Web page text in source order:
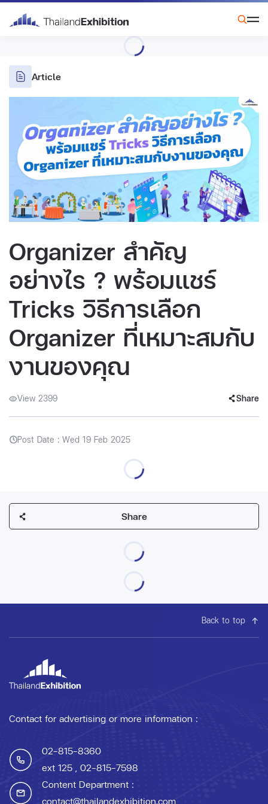
Article
Organizer สำคัญ
อย่างไร ? พร้อมแชร์
Tricks วิธีการเลือก
Organizer ที่เหมาะสมกับ
งานของคุณ
View 2399 Share
Post Date : Wed 19 Feb 2025
Share
Back to top
Contact for advertising or more information :
02-815-8360
ext 125 , 02-815-7598
Content Department :
contact@thailandexhibition.com